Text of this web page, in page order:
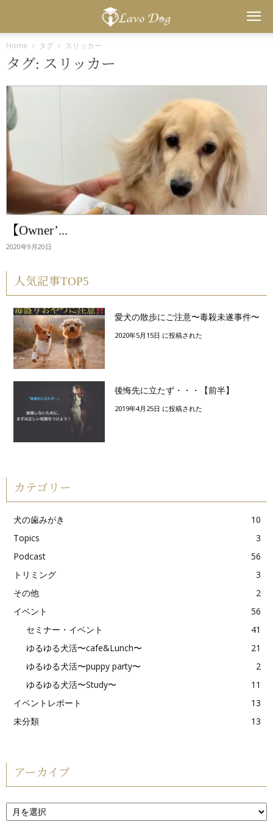
Dog
Home タグ スリッカー
タグ: スリッカー
【Owner’...
2020年9月20日
人気記事TOP5
愛犬の散歩にご注意〜毒殺未遂事件〜
2020年5月15日 に投稿された
後悔先に立たず・・・【前半】
2019年4月25日 に投稿された
カテゴリー
犬の歯みがき
10
Topics
3
Podcast
56
トリミング
3
その他
2
イベント
56
セミナー・イベント
41
ゆるゆる犬活〜cafe&Lunch〜
21
ゆるゆる犬活〜puppy party〜
2
ゆるゆる犬活〜Study〜
11
イベントレポート
13
未分類
13
アーカイブ
ア
ー